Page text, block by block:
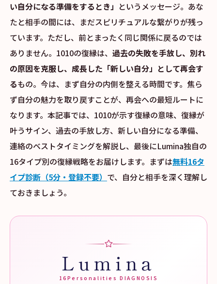
い自分になる準備をするとき」 というメッセージ。あな
たと相手の間には、まだスピリチュアルな繋がりが残っ
ています。ただし、前とまったく同じ関係に戻るのでは
ありません。1010の復縁は、 過去の失敗を手放し、別れ
の原因を克服し、成長した「新しい自分」として再会す
るもの。今は、まず自分の内側を整える時間です。焦ら
ず自分の魅力を取り戻すことが、再会への最短ルートに
なります。本記事では、1010が示す復縁の意味、復縁が
叶うサイン、過去の手放し方、新しい自分になる準備、
連絡のベストタイミングを解説し、最後にLumina独自の
16タイプ別の復縁戦略をお届けします。まずは無料16タ
イプ診断（5分・登録不要） で、自分と相手を深く理解し
ておきましょう。
Lumina
16Personalities DIAGNOSIS